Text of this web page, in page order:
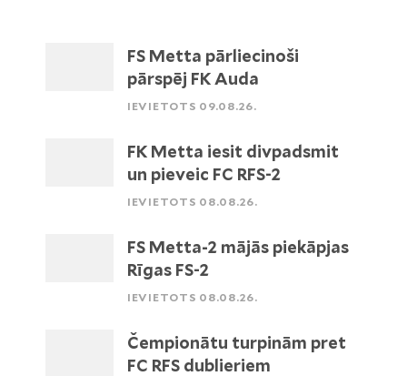
FS Metta pārliecinoši
pārspēj FK Auda
IEVIETOTS 09.08.26.
FK Metta iesit divpadsmit
un pieveic FC RFS-2
IEVIETOTS 08.08.26.
FS Metta-2 mājās piekāpjas
Rīgas FS-2
IEVIETOTS 08.08.26.
Čempionātu turpinām pret
FC RFS dublieriem